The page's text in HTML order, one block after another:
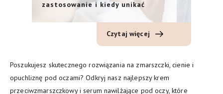
zastosowanie i kiedy unikać
Czytaj więcej
Poszukujesz skutecznego rozwiązania na zmarszczki, cienie i
opuchliznę pod oczami? Odkryj nasz najlepszy krem
przeciwzmarszczkowy i serum nawilżające pod oczy, które